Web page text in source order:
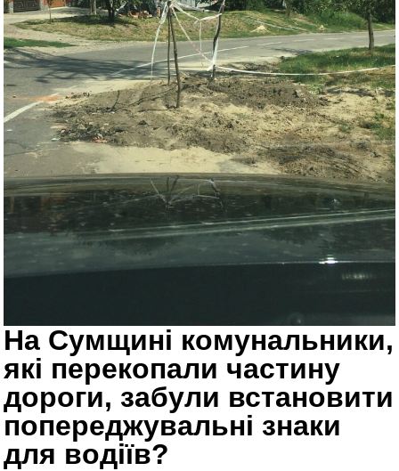
На Сумщині комунальники,
які перекопали частину
дороги, забули встановити
попереджувальні знаки
для водіїв?